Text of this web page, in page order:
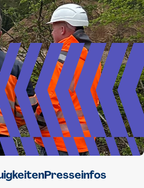
Presseinfos